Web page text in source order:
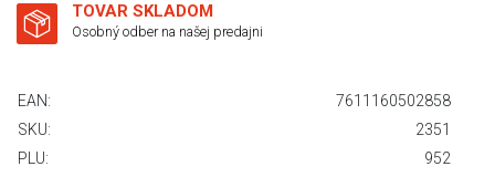
TOVAR SKLADOM
Osobný odber na našej predajni
EAN:
7611160502858
SKU:
2351
PLU:
952